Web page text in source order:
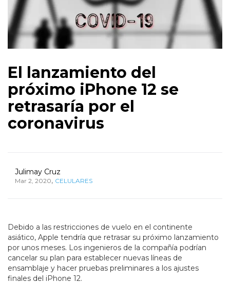
El lanzamiento del
próximo iPhone 12 se
retrasaría por el
coronavirus
Julimay Cruz
Mar 2, 2020, CELULARES
Debido a las restricciones de vuelo en el continente
asiático, Apple tendría que retrasar su próximo lanzamiento
por unos meses. Los ingenieros de la compañía podrían
cancelar su plan para establecer nuevas líneas de
ensamblaje y hacer pruebas preliminares a los ajustes
finales del iPhone 12.